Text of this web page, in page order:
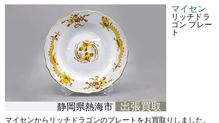
静岡県熱海市 出張買取
マイセン
リッチドラ
ゴン プレー
ト
マイセンからリッチドラゴンのプレートをお買取りしました。